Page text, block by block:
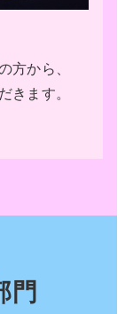
から、
ます。
門